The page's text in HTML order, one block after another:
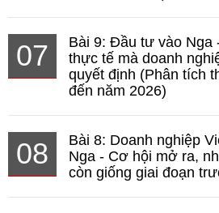
07
Bài 9: Đầu tư vào Nga
thực tế mà doanh
quyết định (Phân tích
đến năm 2026)
08
Bài 8: Doanh nghiệp
Nga - Cơ hội mở ra,
còn giống giai đoạn